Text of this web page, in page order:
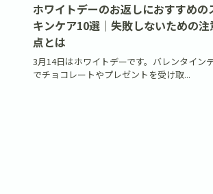
ホワイトデーのお返しにおすすめの
キンケア10選｜失敗しないための注
点とは
3月14日はホワイトデーです。バレンタイン
でチョコレートやプレゼントを受け取...